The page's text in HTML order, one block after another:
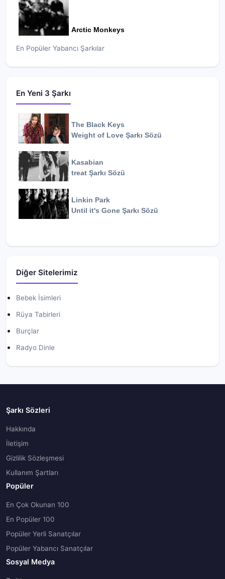
Arctic Monkeys
En Popüler Yabancı Şarkılar
En Yeni 3 Şarkı
The Black Keys
Weight of Love Şarkı Sözü
Kasabian
treat Şarkı Sözü
Linkin Park
Until it's Gone Şarkı Sözü
Diğer Sitelerimiz
Bebek İsimleri
Rüya Tabirleri
Burçlar
Radyo Dinle
Şarkı Sözleri
Hakkında
İletişim
Gizlilik Sözleşmesi
Kullanım Şartları
Popüler
En Çok Okunan 100
En Popüler 100
Popüler Yerli Sanatçılar
Popüler Yabancı Sanatçılar
Sosyal Medya